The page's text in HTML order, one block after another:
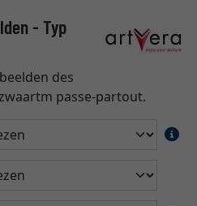
- Typ
des
passe-partout.